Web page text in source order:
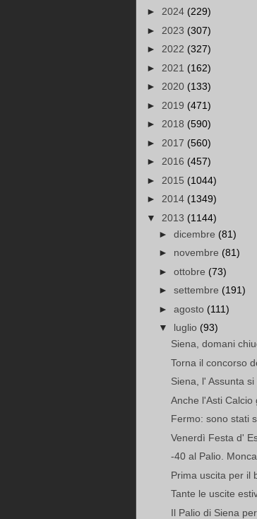
► 2024 (229)
► 2023 (307)
► 2022 (327)
► 2021 (162)
► 2020 (133)
► 2019 (471)
► 2018 (590)
► 2017 (560)
► 2016 (457)
► 2015 (1044)
► 2014 (1349)
▼ 2013 (1144)
► dicembre (81)
► novembre (81)
► ottobre (73)
► settembre (191)
► agosto (111)
▼ luglio (93)
Siena, domani
Torna il concorso
Siena, l' Assunta
Anche l'Asti Calcio
Fermo: sono stati
Venerdì Festa d'
-40 al Palio.
Prima uscita per il
Tante le uscite
Il Palio di Siena